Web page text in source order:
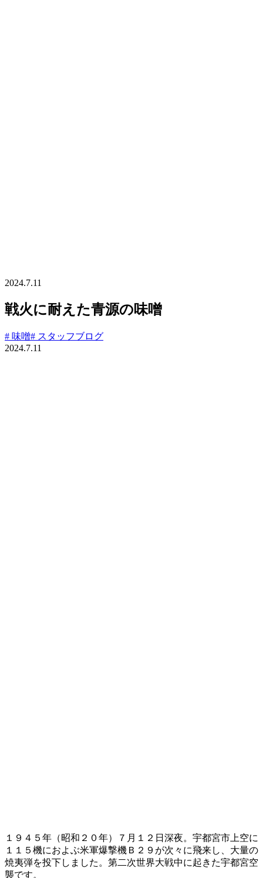
2024.7.11
戦火に耐えた青源の味噌
# 味噌# スタッフブログ
2024.7.11
１９４５年（昭和２０年）７月１２日深夜。宇都宮市上空に
１１５機におよぶ米軍爆撃機Ｂ２９が次々に飛来し、大量の
焼夷弾を投下しました。第二次世界大戦中に起きた宇都宮空
襲です。